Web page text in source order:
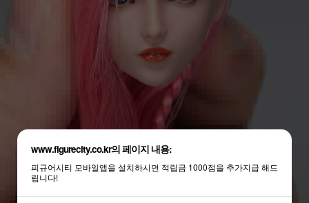
www.figurecity.co.kr의 페이지 내용:
피규어시티 모바일앱을 설치하시면 적립금 1000점을 추가지급 해드
립니다!